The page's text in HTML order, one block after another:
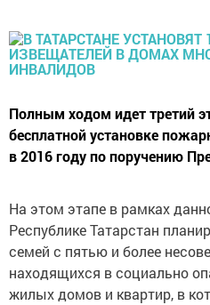
Полным ходом идет третий
бесплатной установке
в 2016 году по поручению
На этом этапе в рамках
Республике Татарстан
семей с пятью и более
находящихся в социально
жилых домов и квартир, в